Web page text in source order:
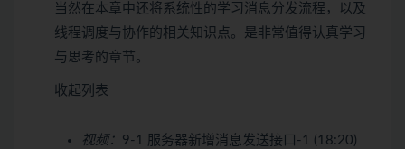
当然在本章中还将系统性的学习消息分发流程，以及
线程调度与协作的相关知识点。是非常值得认真学习
与思考的章节。
收起列表
视频： 9-1 服务器新增消息发送接口-1 (18:20)